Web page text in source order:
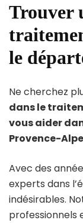
Trouver
le
Ne cherchez
dans le
vous aider
Provence-
Avec des
experts dans
indésirables.
professionnels